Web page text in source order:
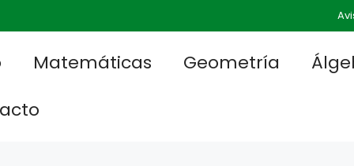
Matemáticas Geometría